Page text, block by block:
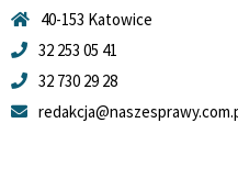
40-153 Katowice
32 253 05 41
32 730 29 28